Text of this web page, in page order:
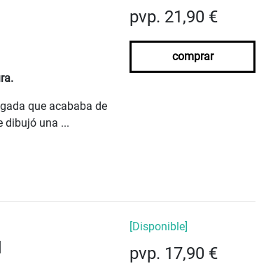
que acababa de
dibujó una ...
pvp. 21,90 €
comprar
[Disponible]
pvp. 17,90 €